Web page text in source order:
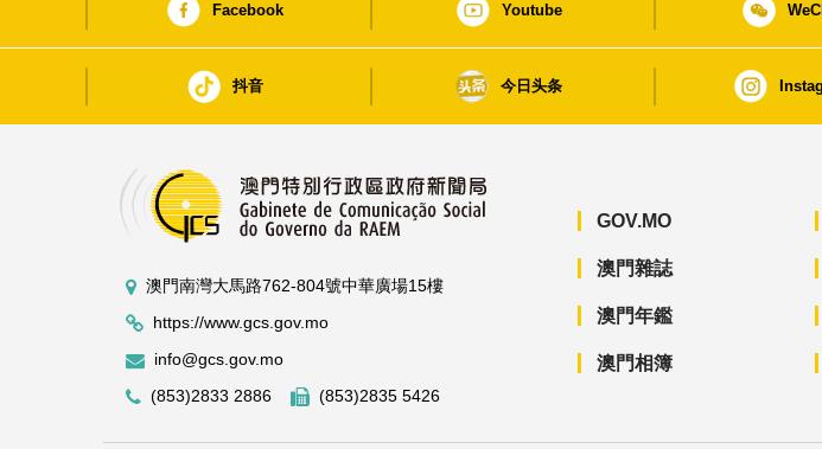
Facebook Youtube
抖音 今日头条
澳門南灣大馬路762-804號中華廣場15樓
https://www.gcs.gov.mo
info@gcs.gov.mo
(853)2833 2886
(853)2835 5426
GOV.MO
澳門雜誌
澳門年鑑
澳門相簿